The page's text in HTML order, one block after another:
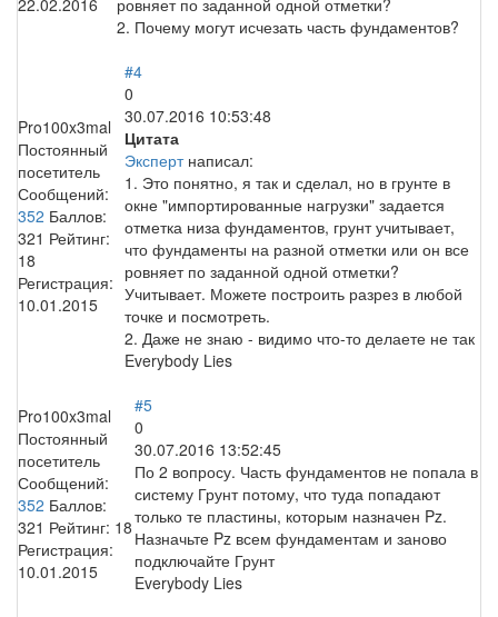
2. Почему могут исчезать часть фундаментов?
Pro100x3mal
Постоянный
посетитель
Сообщений:
352 Баллов:
321 Рейтинг:
18
Регистрация:
10.01.2015
#4
0
30.07.2016 10:53:48
Цитата
Экспертнаписал:
1. Это понятно, я так и сделал, но в грунте в
окне "импортированные нагрузки" задается
отметка низа фундаментов, грунт учитывает,
что фундаменты на разной отметки или он все
ровняет по заданной одной отметки?
Учитывает. Можете построить разрез в любой
точке и посмотреть.
2. Даже не знаю - видимо что-то делаете не так
Everybody Lies
Pro100x3mal
Постоянный
посетитель
Сообщений:
352 Баллов:
321 Рейтинг: 18
Регистрация:
10.01.2015
#5
0
30.07.2016 13:52:45
По 2 вопросу. Часть фундаментов не попала в
систему Грунт потому, что туда попадают
только те пластины, которым назначен Pz.
Назначьте Pz всем фундаментам и заново
подключайте Грунт
Everybody Lies